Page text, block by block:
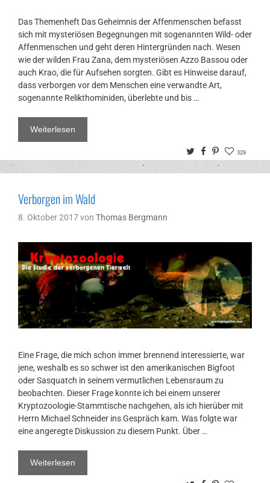
Das Themenheft Das Geheimnis der Affenmenschen befasst
sich mit mysteriösen Begegnungen mit sogenannten Wild- oder
Affenmenschen und geht deren Hintergründen nach. Wesen
wie der wilden Frau Zana, dem mysteriösen Azzo Bassou oder
auch Krao, die für Aufsehen sorgten. Gibt es Hinweise darauf,
dass verborgen vor dem Menschen eine verwandte Art,
sogenannte Relikthominiden, überlebte und bis …
Weiterlesen
TwitterFacebook
Pinterest
329
Verborgen im Wald
8. Oktober 2017von Thomas Bergmann
Eine Frage, die mich schon immer brennend interessierte, war
jene, weshalb es so schwer ist den amerikanischen Bigfoot
oder Sasquatch in seinem vermutlichen Lebensraum zu
beobachten. Dieser Frage konnte ich bei einem unserer
Kryptozoologie-Stammtische nachgehen, als ich hierüber mit
Herrn Michael Schneider ins Gespräch kam. Was folgte war
eine angeregte Diskussion zu diesem Punkt. Über …
Weiterlesen